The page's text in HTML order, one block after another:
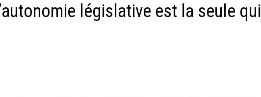
législative est la seule qui